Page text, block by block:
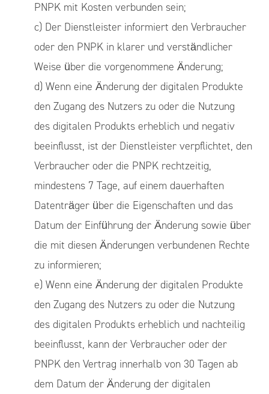
PNPK mit Kosten verbunden sein;
c) Der Dienstleister informiert den Verbraucher
oder den PNPK in klarer und verständlicher
Weise über die vorgenommene Änderung;
d) Wenn eine Änderung der digitalen Produkte
den Zugang des Nutzers zu oder die Nutzung
des digitalen Produkts erheblich und negativ
beeinflusst, ist der Dienstleister verpflichtet, den
Verbraucher oder die PNPK rechtzeitig,
mindestens 7 Tage, auf einem dauerhaften
Datenträger über die Eigenschaften und das
Datum der Einführung der Änderung sowie über
die mit diesen Änderungen verbundenen Rechte
zu informieren;
e) Wenn eine Änderung der digitalen Produkte
den Zugang des Nutzers zu oder die Nutzung
des digitalen Produkts erheblich und nachteilig
beeinflusst, kann der Verbraucher oder der
PNPK den Vertrag innerhalb von 30 Tagen ab
dem Datum der Änderung der digitalen